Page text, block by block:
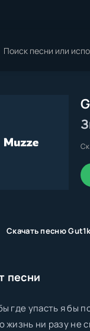
Скачать песню
песни
где упасть я бы
жизнь ни разу не